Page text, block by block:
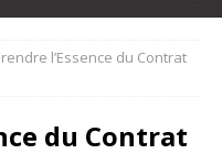
l’Essence du Contrat
du Contrat